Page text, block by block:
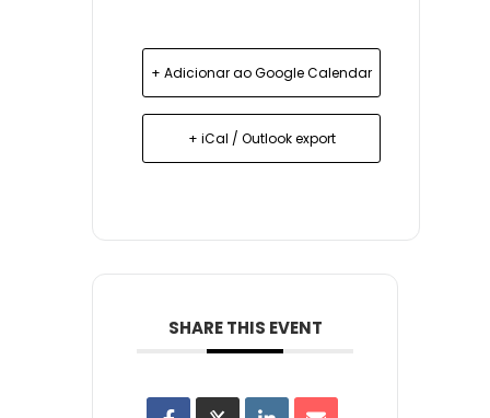
+ Adicionar ao Google Calendar
+ iCal / Outlook export
SHARE THIS EVENT